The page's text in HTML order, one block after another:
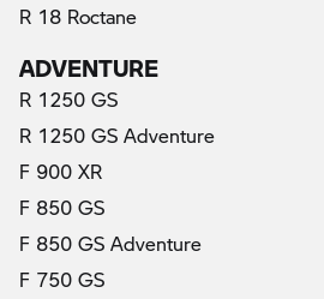
R 18 Roctane
ADVENTURE
R 1250 GS
R 1250 GS Adventure
F 900 XR
F 850 GS
F 850 GS Adventure
F 750 GS